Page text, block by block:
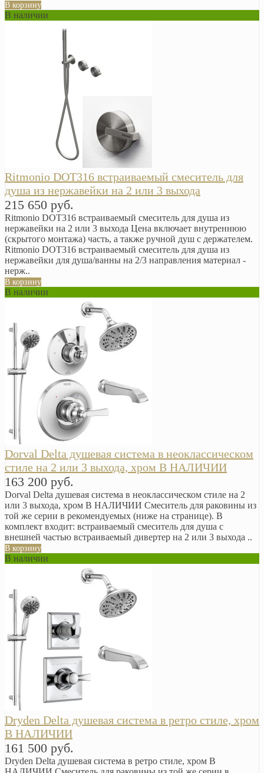
В корзину
В наличии
Ritmonio DOT316 встраиваемый смеситель для
душа из нержавейки на 2 или 3 выхода
215 650 руб.
Ritmonio DOT316 встраиваемый смеситель для душа из
нержавейки на 2 или 3 выхода Цена включает внутреннюю
(скрытого монтажа) часть, а также ручной душ с держателем.
Ritmonio DOT316 встраиваемый смеситель для душа из
нержавейки для душа/ванны на 2/3 направления материал -
нерж..
В корзину
В наличии
Dorval Delta душевая система в неоклассическом
стиле на 2 или 3 выхода, хром В НАЛИЧИИ
163 200 руб.
Dorval Delta душевая система в неоклассическом стиле на 2
или 3 выхода, хром В НАЛИЧИИ Смеситель для раковины из
той же серии в рекомендуемых (ниже на странице). В
комплект входит: встраиваемый смеситель для душа с
внешней частью встраиваемый дивертер на 2 или 3 выхода ..
В корзину
В наличии
Dryden Delta душевая система в ретро стиле, хром
В НАЛИЧИИ
161 500 руб.
Dryden Delta душевая система в ретро стиле, хром В